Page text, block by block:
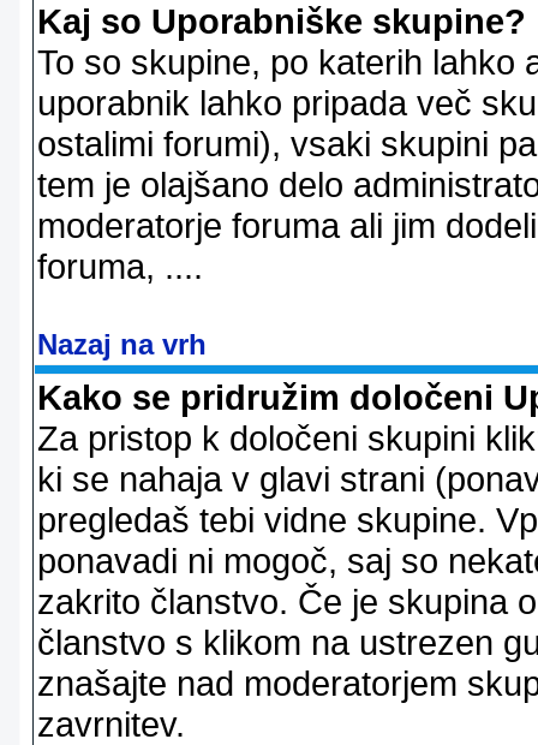
Kaj so Uporabniške skupine?
To so skupine, po katerih lahko
uporabnik lahko pripada več
ostalimi forumi), vsaki skupini
tem je olajšano delo
moderatorje foruma ali jim
foruma, ....
Nazaj na vrh
Kako se pridružim določeni
Za pristop k določeni skupini
ki se nahaja v glavi strani
pregledaš tebi vidne skupine.
ponavadi ni mogoč, saj so
zakrito članstvo. Če je skupina
članstvo s klikom na ustrezen
znašajte nad moderatorjem
zavrnitev.